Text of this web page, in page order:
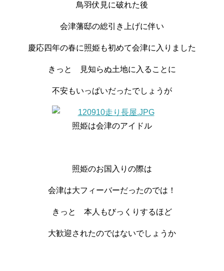
鳥羽伏見に破れた後
会津藩邸の総引き上げに伴い
慶応四年の春に照姫も初めて会津に入りました
きっと 見知らぬ土地に入ることに
不安もいっぱいだったでしょうが
照姫は会津のアイドル
照姫のお国入りの際は
会津は大フィーバーだったのでは！
きっと 本人もびっくりするほど
大歓迎されたのではないでしょうか